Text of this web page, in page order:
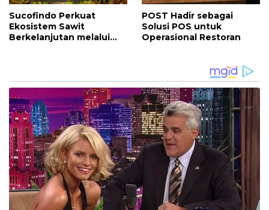
Sucofindo Perkuat
Ekosistem Sawit
Berkelanjutan melalui
POST Hadir sebagai
Solusi POS untuk
Operasional Restoran